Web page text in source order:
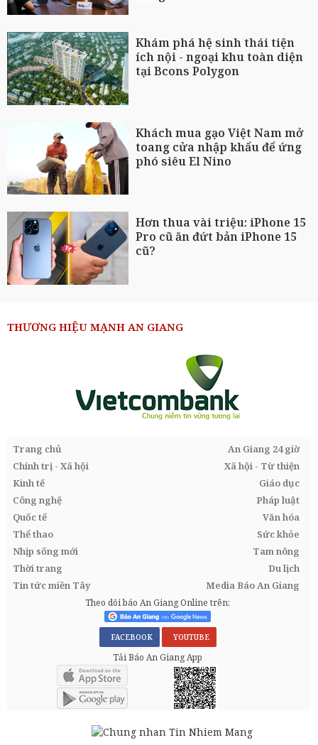
Khám phá hệ sinh thái tiện
ích nội - ngoại khu toàn diện
tại Bcons Polygon
Khách mua gạo Việt Nam mở
toang cửa nhập khẩu để ứng
phó siêu El Nino
Hơn thua vài triệu: iPhone 15
Pro cũ ăn đứt bản iPhone 15
cũ?
THƯƠNG HIỆU MẠNH AN GIANG
Trang chủ
An Giang 24 giờ
Chính trị - Xã hội
Xã hội - Từ thiện
Kinh tế
Giáo dục
Công nghệ
Pháp luật
Quốc tế
Văn hóa
Thể thao
Sức khỏe
Nhịp sống mới
Tam nông
Thời trang
Du lịch
Tin tức miền Tây
Media Báo An Giang
Theo dõi báo An Giang Online trên:
FACEBOOK YOUTUBE
Tải Báo An Giang App